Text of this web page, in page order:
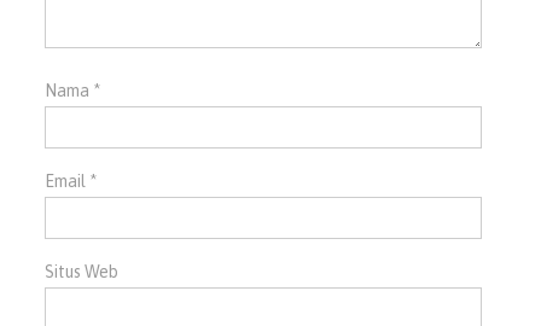
Nama *
Email *
Situs Web